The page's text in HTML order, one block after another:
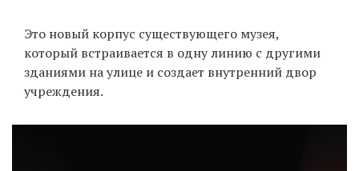
Это новый корпус существующего музея,
который встраивается в одну линию с другими
зданиями на улице и создает внутренний двор
учреждения.